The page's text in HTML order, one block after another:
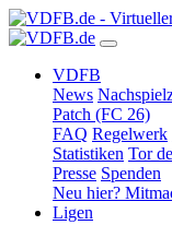
VDFB
News
Patch (FC 26)
FAQ Regelwerk
Statistiken Tor
Presse Spenden
Neu hier?
Ligen